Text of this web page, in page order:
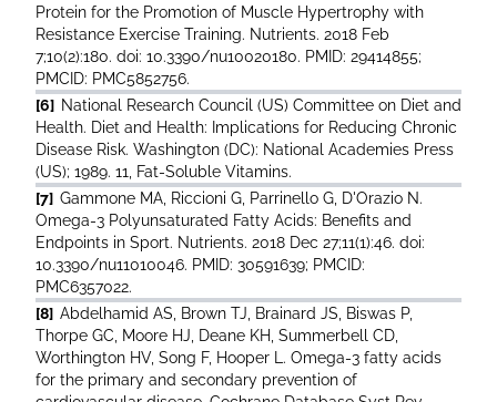
Protein for the Promotion of Muscle Hypertrophy with
Resistance Exercise Training. Nutrients. 2018 Feb
7;10(2):180. doi: 10.3390/nu10020180. PMID: 29414855;
PMCID: PMC5852756.
[6] National Research Council (US) Committee on Diet and
Health. Diet and Health: Implications for Reducing Chronic
Disease Risk. Washington (DC): National Academies Press
(US); 1989. 11, Fat-Soluble Vitamins.
[7] Gammone MA, Riccioni G, Parrinello G, D'Orazio N.
Omega-3 Polyunsaturated Fatty Acids: Benefits and
Endpoints in Sport. Nutrients. 2018 Dec 27;11(1):46. doi:
10.3390/nu11010046. PMID: 30591639; PMCID:
PMC6357022.
[8] Abdelhamid AS, Brown TJ, Brainard JS, Biswas P,
Thorpe GC, Moore HJ, Deane KH, Summerbell CD,
Worthington HV, Song F, Hooper L. Omega-3 fatty acids
for the primary and secondary prevention of